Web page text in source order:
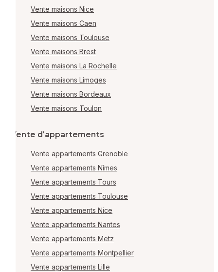
Vente maisons Nice
Vente maisons Caen
Vente maisons Toulouse
Vente maisons Brest
Vente maisons La Rochelle
Vente maisons Limoges
Vente maisons Bordeaux
Vente maisons Toulon
Vente d'appartements
Vente appartements Grenoble
Vente appartements Nîmes
Vente appartements Tours
Vente appartements Toulouse
Vente appartements Nice
Vente appartements Nantes
Vente appartements Metz
Vente appartements Montpellier
Vente appartements Lille